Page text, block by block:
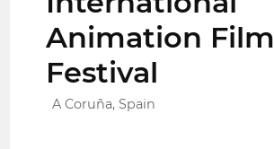
Animation Film
Festival
A Coruña, Spain